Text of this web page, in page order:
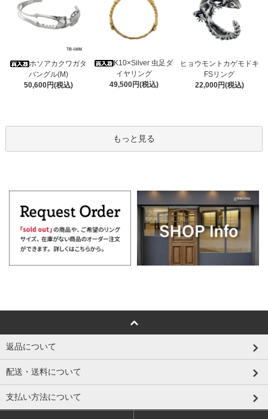
ホソアカクワガタ
バングル(M)
50,600円(税込)
K10×Silver 虫足ダ
イヤリング
49,500円(税込)
ヒョウモントカゲモドキ
FSリング
22,000円(税込)
もっと見る
返品について
配送・送料について
支払い方法について